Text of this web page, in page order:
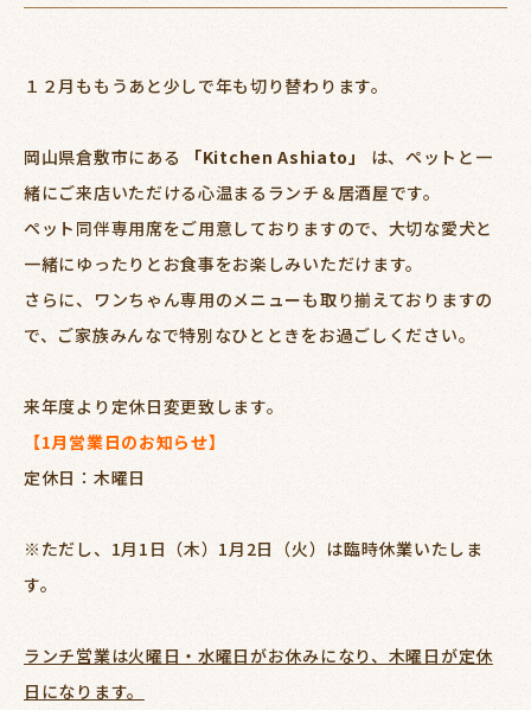
１２月ももうあと少しで年も切り替わります。
岡山県倉敷市にある 「Kitchen Ashiato」
は、ペットと一
緒にご来店いただける心温まるランチ＆居酒屋です。
ペット同伴専用席をご用意しておりますので、大切な愛犬と
一緒にゆったりとお食事をお楽しみいただけます。
さらに、ワンちゃん専用のメニューも取り揃えておりますの
で、ご家族みんなで特別なひとときをお過ごしください。
来年度より定休日変更致します。
【1月営業日のお知らせ】
定休日：木曜日
※ただし、1月1日（木）1月2日（火）は臨時休業いたしま
す。
ランチ営業は火曜日・水曜日がお休みになり、木曜日が定休
日になります。